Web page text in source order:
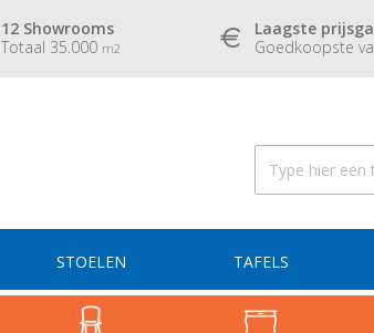
12 Showrooms
Totaal 35.000 m2
Laagste
Goedkoopste
STOELEN TAFELS